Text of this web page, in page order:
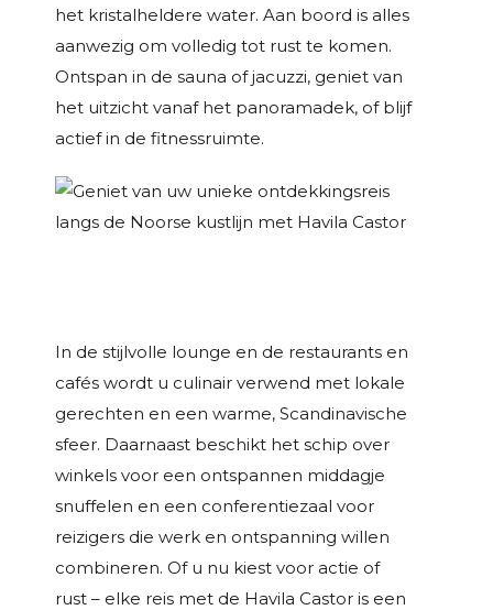
het kristalheldere water. Aan boord is alles
aanwezig om volledig tot rust te komen.
Ontspan in de sauna of jacuzzi, geniet van
het uitzicht vanaf het panoramadek, of blijf
actief in de fitnessruimte.
In de stijlvolle lounge en de restaurants en
cafés wordt u culinair verwend met lokale
gerechten en een warme, Scandinavische
sfeer. Daarnaast beschikt het schip over
winkels voor een ontspannen middagje
snuffelen en een conferentiezaal voor
reizigers die werk en ontspanning willen
combineren. Of u nu kiest voor actie of
rust – elke reis met de Havila Castor is een